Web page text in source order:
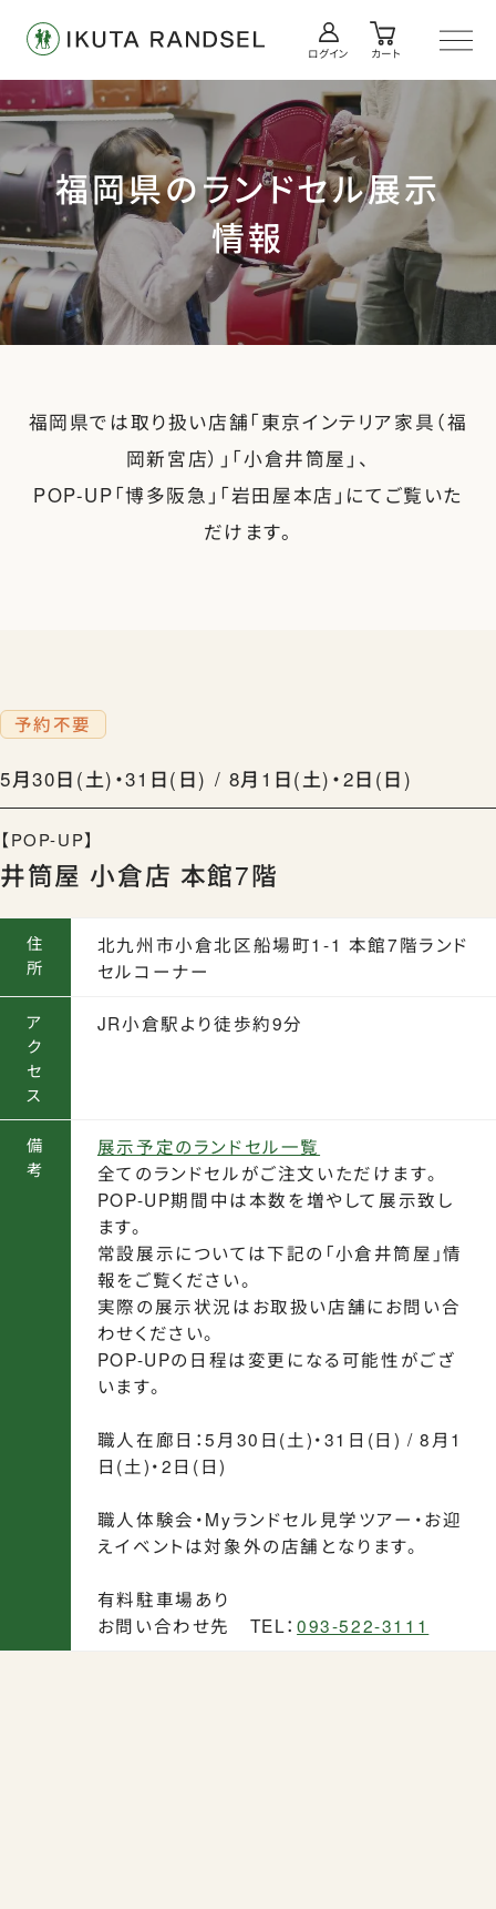
ログイン カート
ログイン／会員登録 カート
生田ランドセルにふれる
ランドセルの選びかた
お知らせ
お問合せ
公式SNS
カタログ請求
福岡県のランドセル展示
情報
福岡県では取り扱い店舗「東京インテリア家具（福
岡新宮店）」「小倉井筒屋」、
POP-UP「博多阪急」「岩田屋本店」にてご覧いた
だけます。
予約不要
5月30日(土)・31日(日) / 8月1日(土)・2日(日)
【POP-UP】
井筒屋 小倉店 本館7階
住
所
北九州市小倉北区船場町1-1 本館7階ランド
セルコーナー
ア
ク
セ
ス
JR小倉駅より徒歩約9分
備
考
展示予定のランドセル一覧
全てのランドセルがご注文いただけます。
POP-UP期間中は本数を増やして展示致し
ます。
常設展示については下記の「小倉井筒屋」情
報をご覧ください。
実際の展示状況はお取扱い店舗にお問い合
わせください。
POP-UPの日程は変更になる可能性がござ
います。
職人在廊日：5月30日(土)・31日(日) / 8月1
日(土)・2日(日)
職人体験会・Myランドセル見学ツアー・お迎
えイベントは対象外の店舗となります。
有料駐車場あり
お問い合わせ先 TEL：093-522-3111